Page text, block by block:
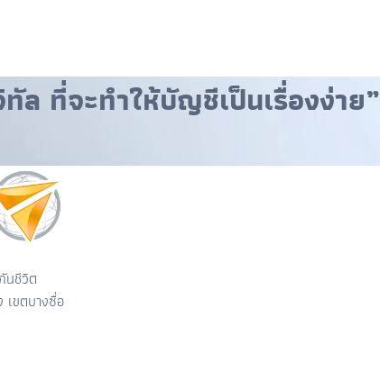
ที่จะทำให้บัญชีเป็นเรื่องง่าย”
นชีวิต
เขตบางซื่อ